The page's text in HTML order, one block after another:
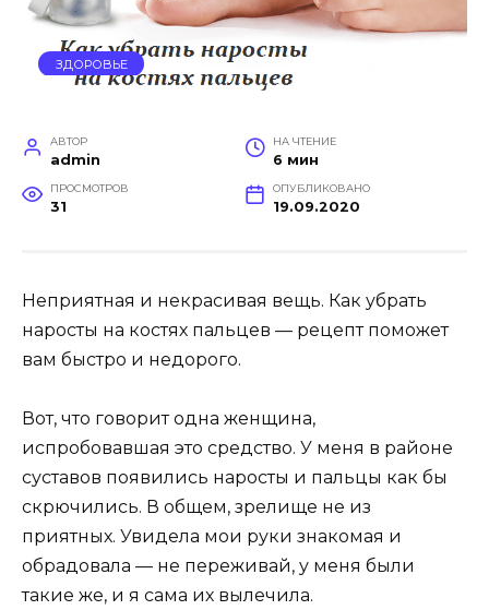
ЗДОРОВЬЕ
АВТОР
admin
НА ЧТЕНИЕ
6 мин
ПРОСМОТРОВ
31
ОПУБЛИКОВАНО
19.09.2020
Неприятная и некрасивая вещь. Как убрать
наросты на костях пальцев — рецепт поможет
вам быстро и недорого.
Вот, что говорит одна женщина,
испробовавшая это средство. У меня в районе
суставов появились наросты и пальцы как бы
скрючились. В общем, зрелище не из
приятных. Увидела мои руки знакомая и
обрадовала — не переживай, у меня были
такие же, и я сама их вылечила.